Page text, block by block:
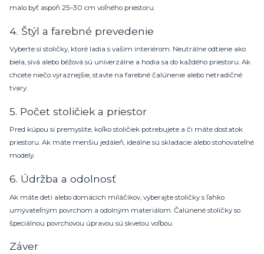
malo byť aspoň 25–30 cm voľného priestoru.
4. Štýl a farebné prevedenie
Vyberte si stoličky, ktoré ladia s vaším interiérom. Neutrálne odtiene ako
biela, sivá alebo béžová sú univerzálne a hodia sa do každého priestoru. Ak
chcete niečo výraznejšie, stavte na farebné čalúnenie alebo netradičné
tvary.
5. Počet stoličiek a priestor
Pred kúpou si premyslite, koľko stoličiek potrebujete a či máte dostatok
priestoru. Ak máte menšiu jedáleň, ideálne sú skladacie alebo stohovateľné
modely.
6. Údržba a odolnosť
Ak máte deti alebo domácich miláčikov, vyberajte stoličky s ľahko
umývateľným povrchom a odolným materiálom. Čalúnené stoličky so
špeciálnou povrchovou úpravou sú skvelou voľbou.
Záver